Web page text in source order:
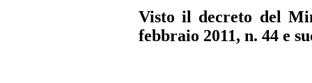
Visto il decreto del
febbraio 2011, n. 44 e